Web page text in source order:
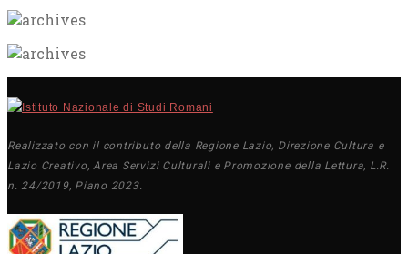
Realizzato con il contributo della Regione Lazio, Direzione Cultura e
Lazio Creativo, Area Servizi Culturali e Promozione della Lettura, L.R.
n. 24/2019, Piano 2023.